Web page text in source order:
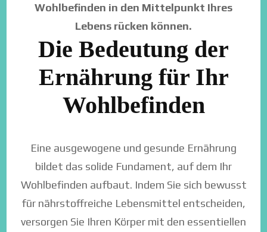
Wohlbefinden in den Mittelpunkt Ihres
Lebens rücken können.
Die Bedeutung der
Ernährung für Ihr
Wohlbefinden
Eine ausgewogene und gesunde Ernährung
bildet das solide Fundament, auf dem Ihr
Wohlbefinden aufbaut. Indem Sie sich bewusst
für nährstoffreiche Lebensmittel entscheiden,
versorgen Sie Ihren Körper mit den essentiellen